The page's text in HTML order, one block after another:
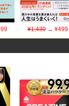
¥1,430→ ¥499